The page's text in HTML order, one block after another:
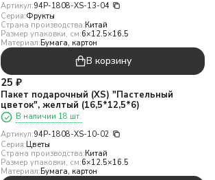
Артикул:94P-1808-XS-13-04
Серия:Фрукты
Страна производства:Китай
Размер упаковки, см:6×12.5×16.5
Материал:Бумага, картон
В корзину
25 ₽
Пакет подарочный (XS) "Пастельный
цветок", желтый (16,5*12,5*6)
В наличии 18 шт.
Артикул:94P-1808-XS-10-02
Серия:Цветы
Страна производства:Китай
Размер упаковки, см:6×12.5×16.5
Материал:Бумага, картон